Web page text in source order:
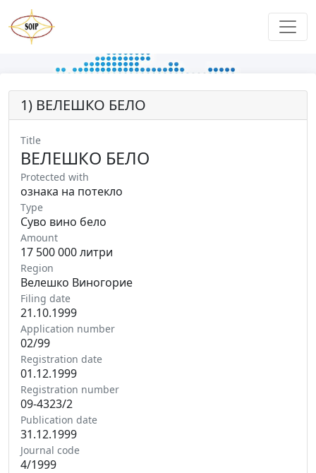
1) ВЕЛЕШКО БЕЛО
Title
ВЕЛЕШКО БЕЛО
Protected with
ознака на потекло
Type
Суво вино бело
Amount
17 500 000 литри
Region
Велешко Виногорие
Filing date
21.10.1999
Application number
02/99
Registration date
01.12.1999
Registration number
09-4323/2
Publication date
31.12.1999
Journal code
4/1999